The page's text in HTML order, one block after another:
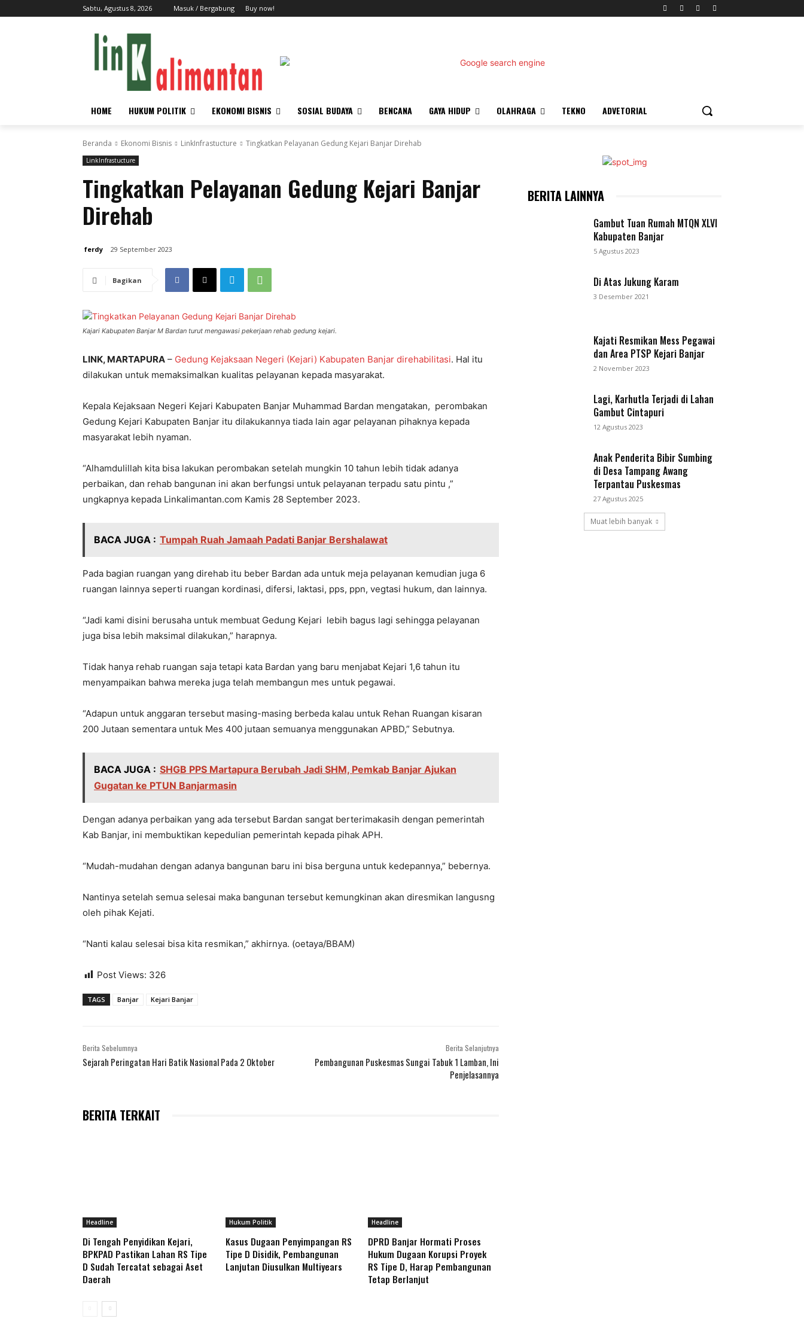
Sabtu, Agustus 8, 2026 Masuk / Bergabung Buy now!
HOME HUKUM POLITIK EKONOMI BISNIS SOSIAL BUDAYA BENCANA GAYA HIDUP OLAHRAGA TEKNO ADVETORIAL
Beranda Ekonomi Bisnis LinkInfrastucture Tingkatkan Pelayanan Gedung Kejari Banjar Direhab
LinkInfrastucture
Tingkatkan Pelayanan Gedung Kejari Banjar
Direhab
ferdy 29 September 2023
Bagikan
Kajari Kabupaten Banjar M Bardan turut mengawasi pekerjaan rehab gedung kejari.
LINK, MARTAPURA – Gedung Kejaksaan Negeri (Kejari) Kabupaten Banjar direhabilitasi. Hal itu
dilakukan untuk memaksimalkan kualitas pelayanan kepada masyarakat.
Kepala Kejaksaan Negeri Kejari Kabupaten Banjar Muhammad Bardan mengatakan, perombakan
Gedung Kejari Kabupaten Banjar itu dilakukannya tiada lain agar pelayanan pihaknya kepada
masyarakat lebih nyaman.
“Alhamdulillah kita bisa lakukan perombakan setelah mungkin 10 tahun lebih tidak adanya
perbaikan, dan rehab bangunan ini akan berfungsi untuk pelayanan terpadu satu pintu ,”
ungkapnya kepada Linkalimantan.com Kamis 28 September 2023.
BACA JUGA : Tumpah Ruah Jamaah Padati Banjar Bershalawat
Pada bagian ruangan yang direhab itu beber Bardan ada untuk meja pelayanan kemudian juga 6
ruangan lainnya seperti ruangan kordinasi, difersi, laktasi, pps, ppn, vegtasi hukum, dan lainnya.
“Jadi kami disini berusaha untuk membuat Gedung Kejari lebih bagus lagi sehingga pelayanan
juga bisa lebih maksimal dilakukan,” harapnya.
Tidak hanya rehab ruangan saja tetapi kata Bardan yang baru menjabat Kejari 1,6 tahun itu
menyampaikan bahwa mereka juga telah membangun mes untuk pegawai.
“Adapun untuk anggaran tersebut masing-masing berbeda kalau untuk Rehan Ruangan kisaran
200 Jutaan sementara untuk Mes 400 jutaan semuanya menggunakan APBD,” Sebutnya.
BACA JUGA : SHGB PPS Martapura Berubah Jadi SHM, Pemkab Banjar Ajukan
Gugatan ke PTUN Banjarmasin
Dengan adanya perbaikan yang ada tersebut Bardan sangat berterimakasih dengan pemerintah
Kab Banjar, ini membuktikan kepedulian pemerintah kepada pihak APH.
“Mudah-mudahan dengan adanya bangunan baru ini bisa berguna untuk kedepannya,” bebernya.
Nantinya setelah semua selesai maka bangunan tersebut kemungkinan akan diresmikan langusng
oleh pihak Kejati.
“Nanti kalau selesai bisa kita resmikan,” akhirnya. (oetaya/BBAM)
Post Views: 326
TAGS Banjar Kejari Banjar
Berita Sebelumnya
Sejarah Peringatan Hari Batik Nasional Pada 2 Oktober
Berita Selanjutnya
Pembangunan Puskesmas Sungai Tabuk 1 Lamban, Ini
Penjelasannya
BERITA TERKAIT
Headline
Di Tengah Penyidikan Kejari,
BPKPAD Pastikan Lahan RS Tipe
D Sudah Tercatat sebagai Aset
Daerah
Hukum Politik
Kasus Dugaan Penyimpangan RS
Tipe D Disidik, Pembangunan
Lanjutan Diusulkan Multiyears
Headline
DPRD Banjar Hormati Proses
Hukum Dugaan Korupsi Proyek
RS Tipe D, Harap Pembangunan
Tetap Berlanjut
BERITA LAINNYA
Gambut Tuan Rumah MTQN XLVI
Kabupaten Banjar
5 Agustus 2023
Di Atas Jukung Karam
3 Desember 2021
Kajati Resmikan Mess Pegawai
dan Area PTSP Kejari Banjar
2 November 2023
Lagi, Karhutla Terjadi di Lahan
Gambut Cintapuri
12 Agustus 2023
Anak Penderita Bibir Sumbing
di Desa Tampang Awang
Terpantau Puskesmas
27 Agustus 2025
Muat lebih banyak